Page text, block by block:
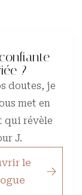
?
doutes, je
met en
qui révèle
J.
le